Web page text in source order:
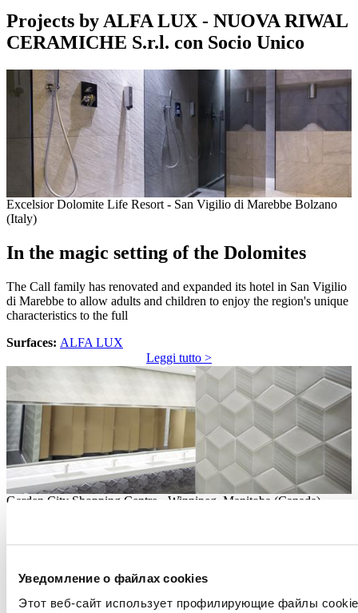
Уведомление о файлах cookies
Этот веб-сайт использует профилирующие файлы
Projects by ALFA LUX - NUOVA RIWAL
CERAMICHE S.r.l. con Socio Unico
Excelsior Dolomite Life Resort - San Vigilio di Marebbe Bolzano
(Italy)
In the magic setting of the Dolomites
The Call family has renovated and expanded its hotel in San Vigilio
di Marebbe to allow adults and children to enjoy the region's unique
characteristics to the full
Surfaces: ALFA LUX
Leggi tutto >
Garden City Shopping Centre - Winnipeg, Manitoba (Canada)
a carefully designed renovation project that explores natural themes
and a flooring system with a well-balanced combination of sizes and